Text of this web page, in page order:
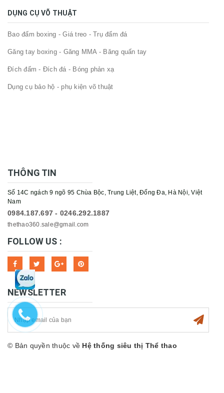
DỤNG CỤ VÕ THUẬT
Bao đấm boxing - Giá treo - Trụ đấm đá
Găng tay boxing - Găng MMA - Băng quấn tay
Đích đấm - Đích đá - Bóng phản xạ
Dụng cụ bảo hộ - phụ kiện võ thuật
THÔNG TIN
Số 14C ngách 9 ngõ 95 Chùa Bộc, Trung Liệt, Đống Đa, Hà Nội, Việt
Nam
0984.187.697 - 0246.292.1887
thethao360.sale@gmail.com
FOLLOW US :
NEWSLETTER
© Bản quyền thuộc về Hệ thống siêu thị Thể thao